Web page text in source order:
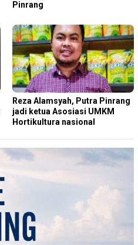
Pinrang
Reza Alamsyah, Putra Pinrang
jadi ketua Asosiasi UMKM
Hortikultura nasional